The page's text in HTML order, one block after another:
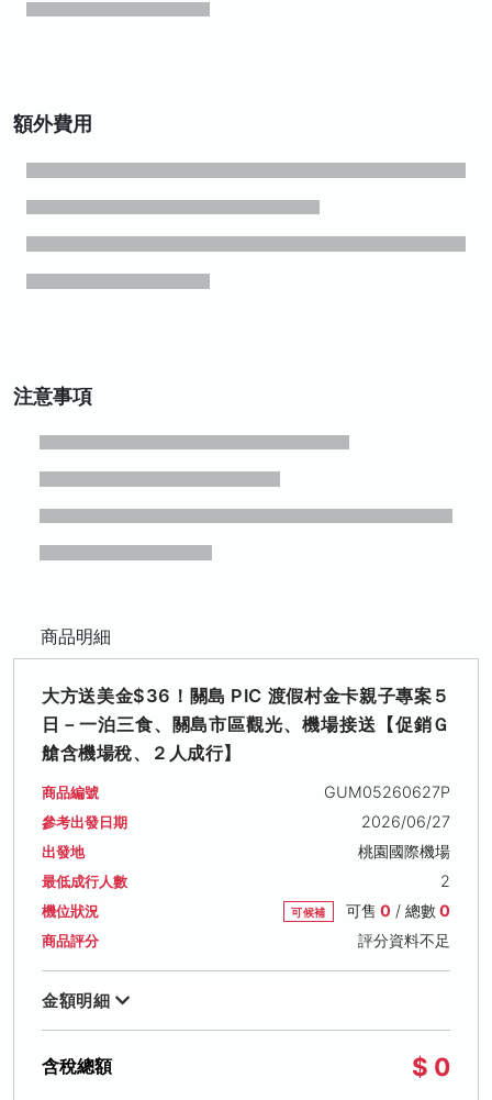
額外費用
注意事項
商品明細
大方送美金$36！關島 PIC 渡假村金卡親子專案５
日－一泊三食、關島市區觀光、機場接送【促銷Ｇ
艙含機場稅、２人成行】
商品編號 GUM05260627P
參考出發日期 2026/06/27
出發地 桃園國際機場
最低成行人數 2
機位狀況 可候補 可售 0/ 總數0
商品評分 評分資料不足
金額明細
含稅總額 $ 0